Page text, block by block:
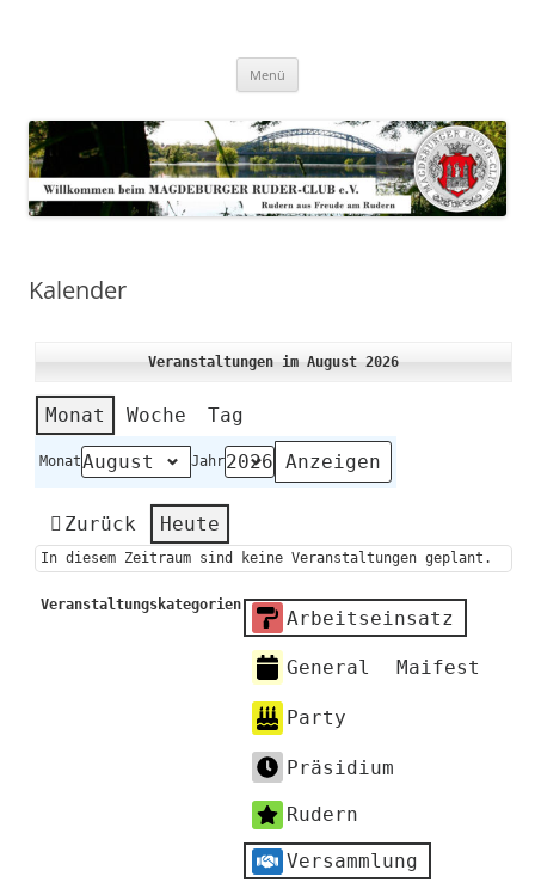
Menü
Kalender
Veranstaltungen im August 2026
Monat Woche Tag
Monat Jahr
Zurück Heute
In diesem Zeitraum sind keine Veranstaltungen geplant.
Veranstaltungskategorien
Arbeitseinsatz
General Maifest
Party
Präsidium
Rudern
Versammlung